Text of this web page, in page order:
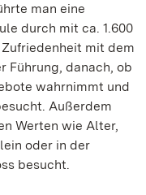
man eine
durch mit ca. 1.600
mit dem
Führung, danach, ob
wahrnimmt und
Außerdem
Werten wie Alter,
oder in der
besucht.